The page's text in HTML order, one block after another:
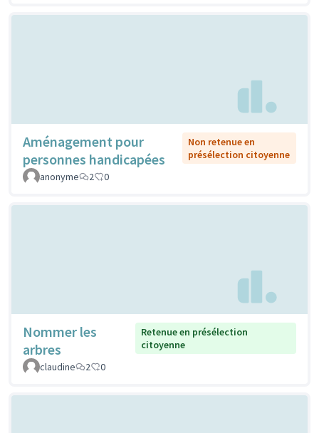
Aménagement pour
personnes handicapées
Non retenue en
présélection citoyenne
anonyme
2 0
Nommer les
arbres
Retenue en présélection
citoyenne
claudine
2 0